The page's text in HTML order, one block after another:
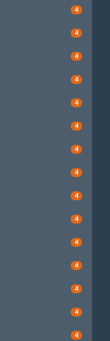
4
4
4
4
4
4
4
4
4
4
4
4
4
4
4